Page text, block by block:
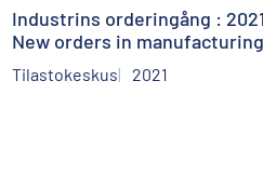
Industrins orderingång :
New orders in
Tilastokeskus 2021